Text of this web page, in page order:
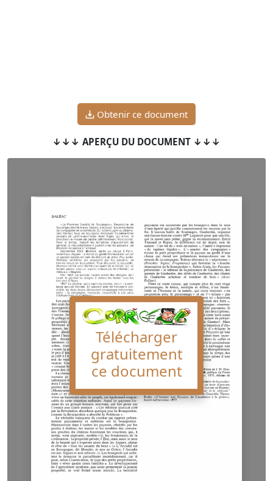
Obtenir ce document
↓↓↓ APERÇU DU DOCUMENT ↓↓↓
Télécharger
gratuitement
ce document